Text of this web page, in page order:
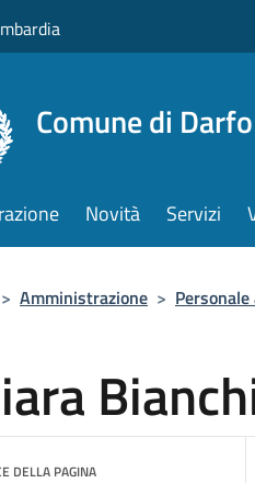
Comune di
Novità Servizi
> Amministrazione >
DELLA PAGINA